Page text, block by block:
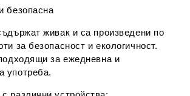
безопасна
живак и са произведени по
за безопасност и екологичност.
за ежедневна и
употреба.